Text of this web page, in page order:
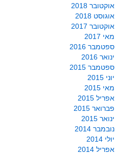
אוקטובר 2018
אוגוסט 2018
אוקטובר 2017
מאי 2017
ספטמבר 2016
ינואר 2016
ספטמבר 2015
יוני 2015
מאי 2015
אפריל 2015
פברואר 2015
ינואר 2015
נובמבר 2014
יולי 2014
אפריל 2014